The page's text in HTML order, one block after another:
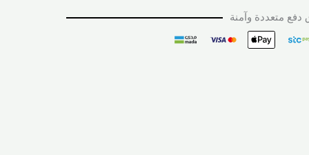
متعددة وآمنة